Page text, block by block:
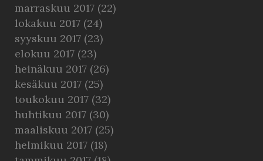
marraskuu 2017 (22)
lokakuu 2017 (24)
syyskuu 2017 (23)
elokuu 2017 (23)
heinäkuu 2017 (26)
kesäkuu 2017 (25)
toukokuu 2017 (32)
huhtikuu 2017 (30)
maaliskuu 2017 (25)
helmikuu 2017 (18)